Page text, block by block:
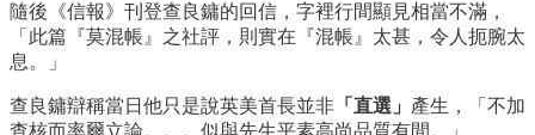
隨後《信報》刊登查良鏞的回信，字裡行間顯見相當不滿，
「此篇『莫混帳』之社評，則實在『混帳』太甚，令人扼腕太
息。」
查良鏞辯稱當日他只是說英美首長並非 「直選」 產生，「不加